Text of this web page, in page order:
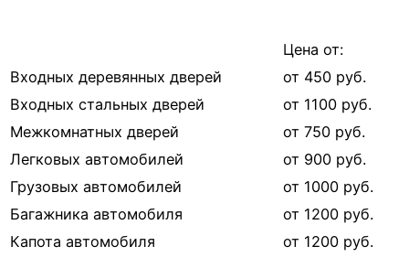
Цена от:
Входных деревянных дверей
от 450 руб.
Входных стальных дверей
от 1100 руб.
Межкомнатных дверей
от 750 руб.
Легковых автомобилей
от 900 руб.
Грузовых автомобилей
от 1000 руб.
Багажника автомобиля
от 1200 руб.
Капота автомобиля
от 1200 руб.